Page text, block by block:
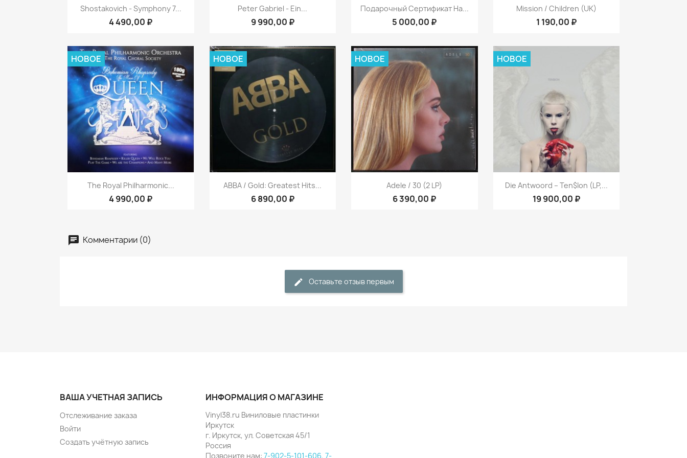
Быстрый просмотр
Shostakovich - Symphony 7...
4 490,00 ₽
Быстрый просмотр
Peter Gabriel ‎- Ein...
9 990,00 ₽
Быстрый просмотр
Подарочный Сертификат На...
5 000,00 ₽
Быстрый просмотр
Mission / Children (UK)
1 190,00 ₽
Быстрый просмотр
The Royal Philharmonic...
4 990,00 ₽
НОВОЕ
Быстрый просмотр
ABBA / Gold: Greatest Hits...
6 890,00 ₽
НОВОЕ
Быстрый просмотр
Adele / 30 (2 LP)
6 390,00 ₽
НОВОЕ
Быстрый просмотр
Die Antwoord – Ten$ion (LP,...
19 900,00 ₽
НОВОЕ
Комментарии (0)
Оставьте отзыв первым
ВАША УЧЕТНАЯ ЗАПИСЬ
Отслеживание заказа
Войти
Создать учётную запись
ИНФОРМАЦИЯ О МАГАЗИНЕ
Vinyl38.ru Виниловые пластинки
Иркутск
г. Иркутск, ул. Советская 45/1
Россия
Позвоните нам: 7-902-5-101-606, 7-